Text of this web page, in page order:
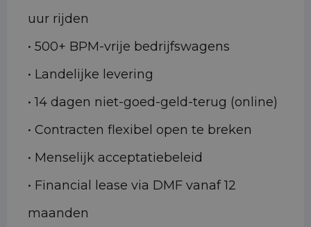
uur rijden
• 500+ BPM-vrije bedrijfswagens
• Landelijke levering
• 14 dagen niet-goed-geld-terug (online)
• Contracten flexibel open te breken
• Menselijk acceptatiebeleid
• Financial lease via DMF vanaf 12
maanden